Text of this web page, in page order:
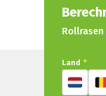
Land *